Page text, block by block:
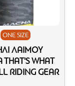
ONE SIZE
ΛΑΙΜΟΎ
THAT'S WHAT
RIDING GEAR